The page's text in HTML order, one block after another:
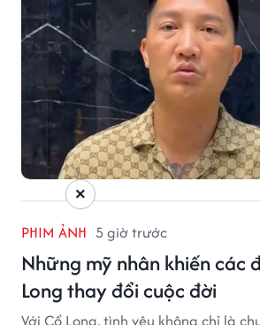
PHIM ẢNH 5 giờ trước
Những mỹ nhân khiến các
Long thay đổi cuộc đời
Với Cổ Long, tình yêu không chỉ là
×